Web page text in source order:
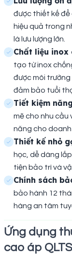
được thiết kế để
hiệu quả trong
là lưu lượng lớn.
Chất liệu inox
tạo từ inox
được môi trường
đảm bảo tuổi
Tiết kiệm
mẽ cho nhu cầu
năng cho doanh
Thiết kế nhỏ
học, dễ dàng
tiện bảo trì và
Chính sách
bảo hành 12
hàng an tâm
Ứng dụng
cao áp